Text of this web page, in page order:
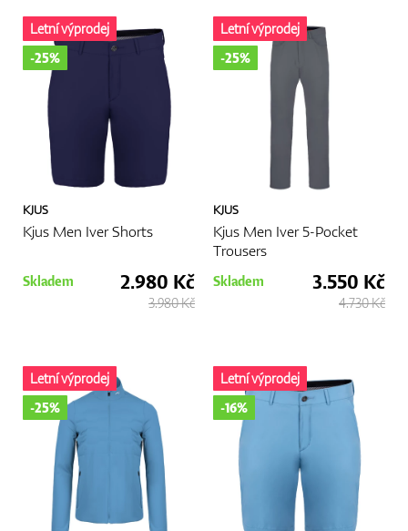
KJUS
Kjus Men Iver Shorts
Letní výprodej
-25%
Skladem 2.980 Kč
3.980 Kč
KJUS
Kjus Men Iver 5-Pocket
Trousers
Letní výprodej
-25%
Skladem 3.550 Kč
4.730 Kč
Letní výprodej
-25%
Letní výprodej
-16%